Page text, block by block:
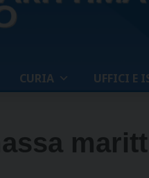
CURIA UFFICI E